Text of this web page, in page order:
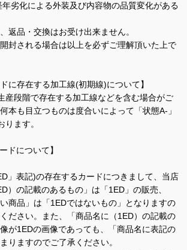
劣化による外装及び内容物の品質変化がある
返品・交換はお受け出来ません。
封される場合は以上を必ずご理解頂いた上で
に存在する加工線(初期線)について】
産段階で存在する加工線などを含む場合がご
本も目立つものは度合いによって「状態A-」
ます。
ドについて】
」表記)の存在するカードにつきまして、当店
）の記載のあるもの」は「1ED」の販売、
い商品」は「1EDではないもの」となりますの
ださい。また、「商品名に（1ED）の記載の
が1EDの画像であっても、「商品名に表記の
りますのでご了承ください。